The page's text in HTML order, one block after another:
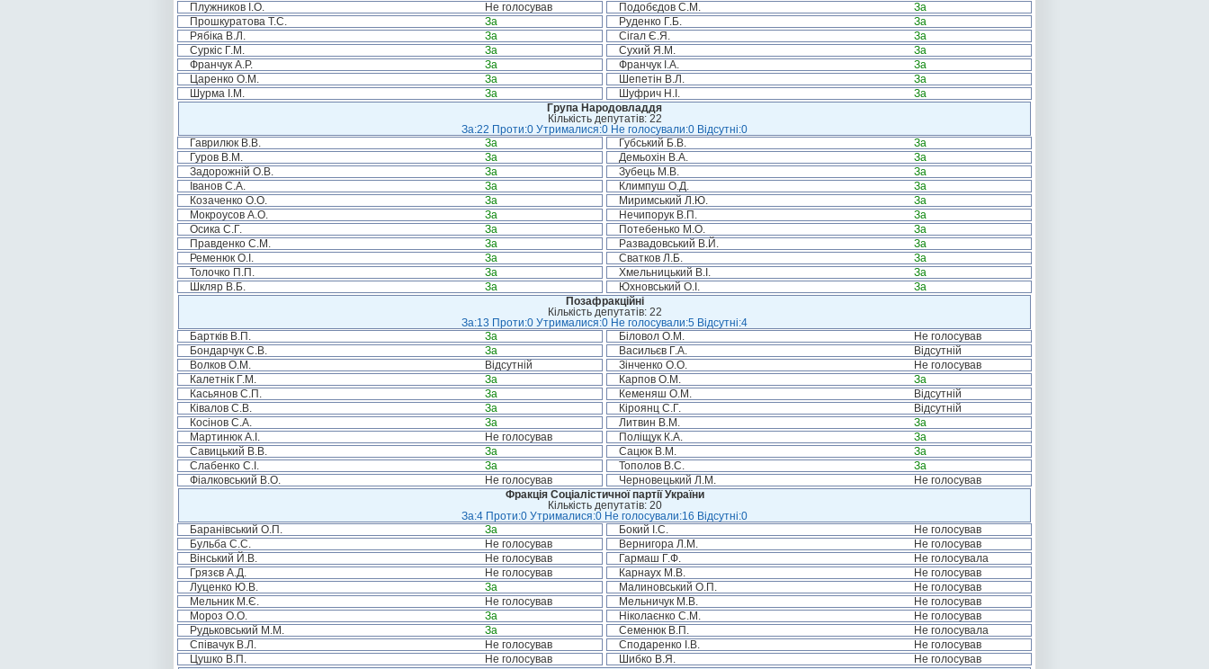
Плужников І.О.
Не голосував Подобєдов С.М.
За
Прошкуратова Т.С.
За Руденко Г.Б.
За
Рябіка В.Л.
За Сігал Є.Я.
За
Суркіс Г.М.
За Сухий Я.М.
За
Франчук А.Р.
За Франчук І.А.
За
Царенко О.М.
За Шепетін В.Л.
За
Шурма І.М.
За Шуфрич Н.І.
За
Група Народовладдя
Кількість депутатів: 22
За:22 Проти:0 Утрималися:0 Не голосували:0 Відсутні:0
Гаврилюк В.В.
За Губський Б.В.
За
Гуров В.М.
За Демьохін В.А.
За
Задорожній О.В.
За Зубець М.В.
За
Іванов С.А.
За Климпуш О.Д.
За
Козаченко О.О.
За Миримський Л.Ю.
За
Мокроусов А.О.
За Нечипорук В.П.
За
Осика С.Г.
За Потебенько М.О.
За
Правденко С.М.
За Развадовський В.Й.
За
Ременюк О.І.
За Сватков Л.Б.
За
Толочко П.П.
За Хмельницький В.І.
За
Шкляр В.Б.
За Юхновський О.І.
За
Позафракційні
Кількість депутатів: 22
За:13 Проти:0 Утрималися:0 Не голосували:5 Відсутні:4
Бартків В.П.
За Біловол О.М.
Не голосував
Бондарчук С.В.
За Васильєв Г.А.
Відсутній
Волков О.М.
Відсутній Зінченко О.О.
Не голосував
Калетнік Г.М.
За Карпов О.М.
За
Касьянов С.П.
За Кеменяш О.М.
Відсутній
Ківалов С.В.
За Кіроянц С.Г.
Відсутній
Косінов С.А.
За Литвин В.М.
За
Мартинюк А.І.
Не голосував Поліщук К.А.
За
Савицький В.В.
За Сацюк В.М.
За
Слабенко С.І.
За Тополов В.С.
За
Фіалковський В.О.
Не голосував Черновецький Л.М.
Не голосував
Фракція Соціалістичної партії України
Кількість депутатів: 20
За:4 Проти:0 Утрималися:0 Не голосували:16 Відсутні:0
Баранівський О.П.
За Бокий І.С.
Не голосував
Бульба С.С.
Не голосував Вернигора Л.М.
Не голосував
Вінський Й.В.
Не голосував Гармаш Г.Ф.
Не голосувала
Грязєв А.Д.
Не голосував Карнаух М.В.
Не голосував
Луценко Ю.В.
За Малиновський О.П.
Не голосував
Мельник М.Є.
Не голосував Мельничук М.В.
Не голосував
Мороз О.О.
За Ніколаєнко С.М.
Не голосував
Рудьковський М.М.
За Семенюк В.П.
Не голосувала
Співачук В.Л.
Не голосував Сподаренко І.В.
Не голосував
Цушко В.П.
Не голосував Шибко В.Я.
Не голосував